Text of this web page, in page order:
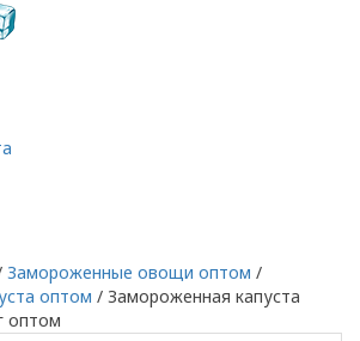
Замороженные овощи оптом /
оптом / Замороженная капуста
оптом